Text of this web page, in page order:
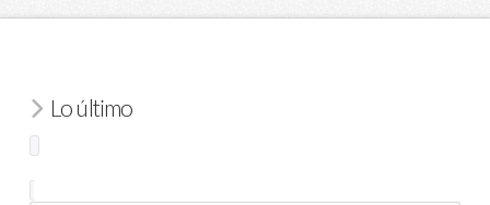
Lo último